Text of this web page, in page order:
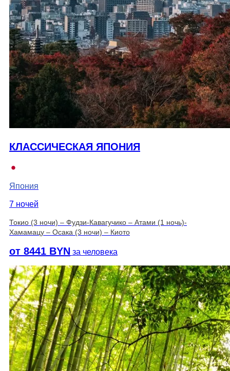
КЛАССИЧЕСКАЯ ЯПОНИЯ
Япония
7 ночей
Токио (3 ночи) – Фудзи-Кавагучико – Атами (1 ночь)-
Хамамацу – Осака (3 ночи) – Киото
от 8441 BYN за человека